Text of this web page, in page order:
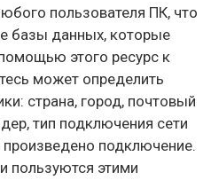
пользователя ПК, что
базы данных, которые
этого ресурс к
может определить
страна, город, почтовый
тип подключения сети
произведено подключение.
пользуются этими